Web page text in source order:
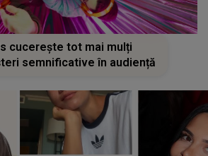
cucerește tot mai mulți
semnificative în audiență